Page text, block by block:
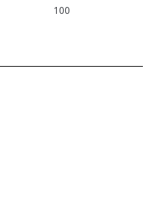
100